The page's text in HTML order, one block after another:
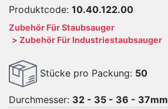
Produktcode: 10.40.122.00
Zubehör Für Staubsauger
Zubehör Für Industriestaubsauger
Stücke pro Packung: 50
Durchmesser: 32 - 35 - 36 - 37mm